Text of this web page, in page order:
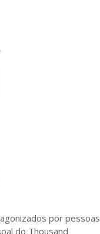
por pessoas
do Thousand